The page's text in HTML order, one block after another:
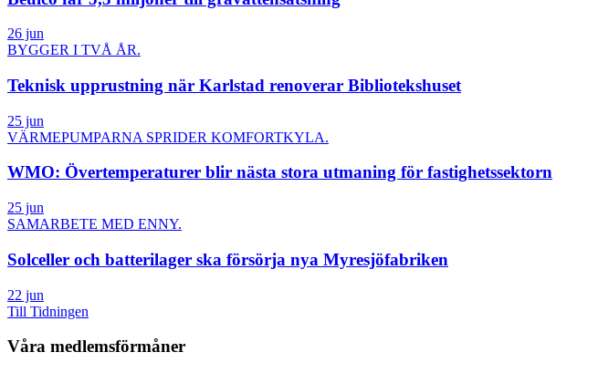
26 jun
BYGGER I TVÅ ÅR.
Teknisk upprustning när Karlstad renoverar Bibliotekshuset
25 jun
VÄRMEPUMPARNA SPRIDER KOMFORTKYLA.
WMO: Övertemperaturer blir nästa stora utmaning för fastighetssektorn
25 jun
SAMARBETE MED ENNY.
Solceller och batterilager ska försörja nya Myresjöfabriken
22 jun
Till Tidningen
Våra medlemsförmåner